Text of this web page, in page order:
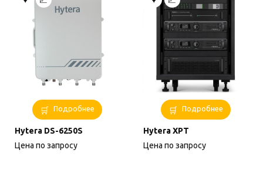
Подробнее
Hytera DS-6250S
Цена по запросу
Подробнее
Hytera XPT
Цена по запросу